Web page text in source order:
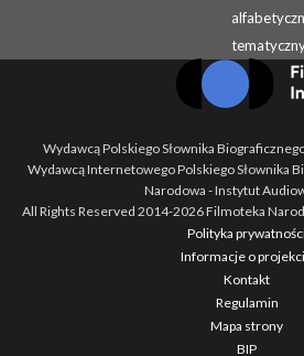
Wydawcą Polskiego Słownika
Wydawcą Internetowego Polskiego Słownika
Narodowa - Instytut
All Rights Reserved 2014-2026Filmoteka
Polityka
Informacje o
Kontakt
Regulamin
Mapa strony
BIP